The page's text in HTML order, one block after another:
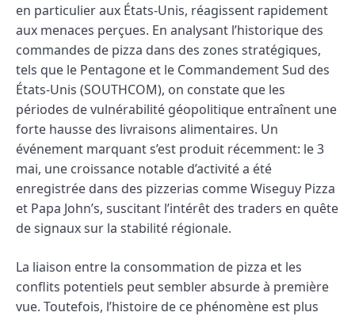
en particulier aux États-Unis, réagissent rapidement
aux menaces perçues. En analysant l’historique des
commandes de pizza dans des zones stratégiques,
tels que le Pentagone et le Commandement Sud des
États-Unis (SOUTHCOM), on constate que les
périodes de vulnérabilité géopolitique entraînent une
forte hausse des livraisons alimentaires. Un
événement marquant s’est produit récemment: le 3
mai, une croissance notable d’activité a été
enregistrée dans des pizzerias comme Wiseguy Pizza
et Papa John’s, suscitant l’intérêt des traders en quête
de signaux sur la stabilité régionale.
La liaison entre la consommation de pizza et les
conflits potentiels peut sembler absurde à première
vue. Toutefois, l’histoire de ce phénomène est plus